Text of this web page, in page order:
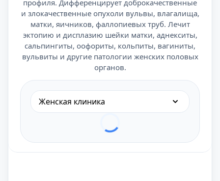
профиля. Дифференцирует доброкачественные
и злокачественные опухоли вульвы, влагалища,
матки, яичников, фаллопиевых труб. Лечит
эктопию и дисплазию шейки матки, аднекситы,
сальпингиты, оофориты, кольпиты, вагиниты,
вульвиты и другие патологии женских половых
органов.
Женская клиника